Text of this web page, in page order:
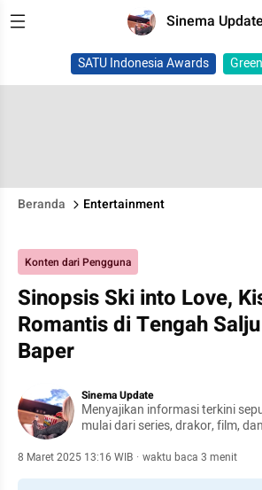
Sinema Update
SATU Indonesia Awards
Beranda Entertainment
Konten dari Pengguna
Sinopsis Ski into Love,
Romantis di Tengah
Baper
Sinema Update
Menyajikan informasi terkini
mulai dari series, drakor, film,
8 Maret 2025 13:16 WIB · waktu baca 3 menit